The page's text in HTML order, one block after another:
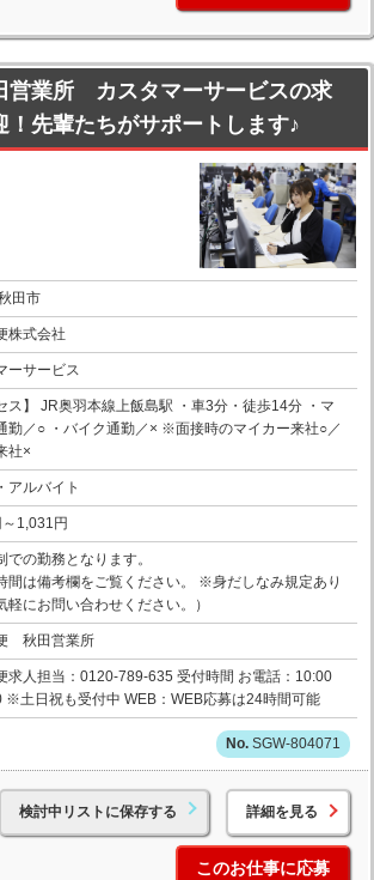
業所 カスタマーサービスの求
！先輩たちがサポートします♪
田市
株式会社
ーサービス
ス】 JR奥羽本線上飯島駅 ・車3分・徒歩14分 ・マ
勤／○ ・バイク通勤／× ※面接時のマイカー来社○／
社×
アルバイト
1,031円
での勤務となります。
間は備考欄をご覧ください。 ※身だしなみ規定あり
軽にお問い合わせください。）
秋田営業所
求人担当：0120-789-635 受付時間 お電話：10:00
※土日祝も受付中 WEB：WEB応募は24時間可能
SGW-804071
検討中リストに保存する 詳細を見る
このお仕事に応募